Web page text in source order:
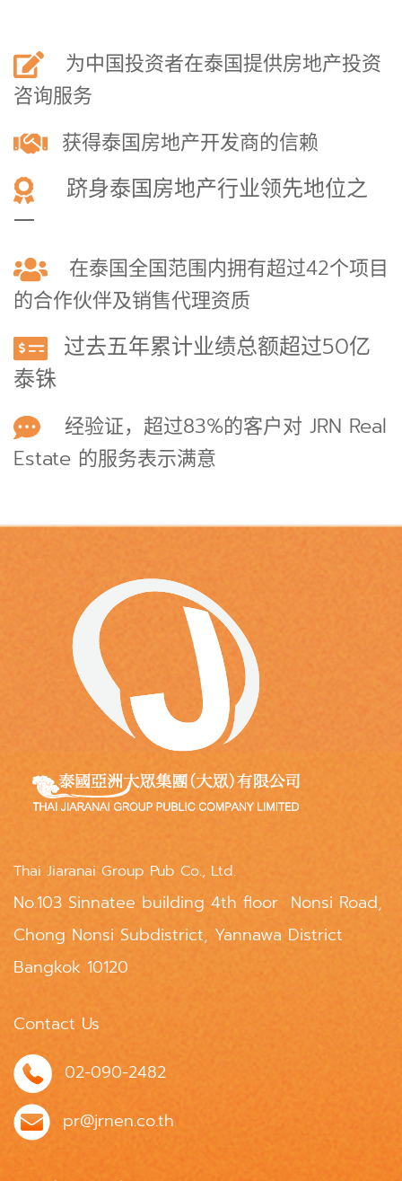
为中国投资者在泰国提供房地产投资
咨询服务
获得泰国房地产开发商的信赖
跻身泰国房地产行业领先地位之
一
在泰国全国范围内拥有超过42个项目
的合作伙伴及销售代理资质
过去五年累计业绩总额超过50亿
泰铢
经验证，超过83%的客户对 JRN Real
Estate 的服务表示满意
Thai Jiaranai Group Pub Co., Ltd.
No.103 Sinnatee building 4th floor Nonsi Road,
Chong Nonsi Subdistrict, Yannawa District
Bangkok 10120
Contact Us
02-090-2482
pr@jrnen.co.th